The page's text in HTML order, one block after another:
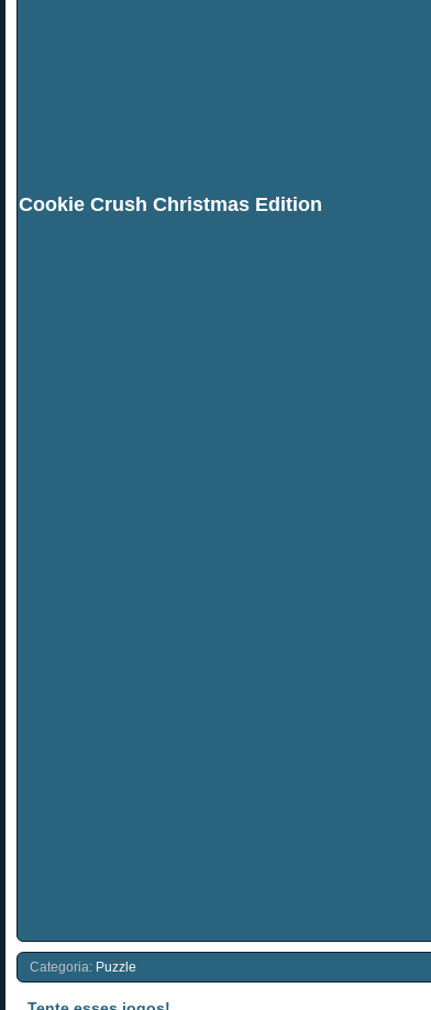
Cookie Crush Christmas Edition
Categoria: Puzzle